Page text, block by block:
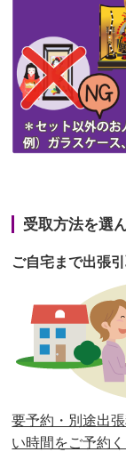
第46回人形
第45回人形
第44回人形
第43回人形
第39回人形
第38回人形
第37回人形
第36回人形
第35回人形
受取方法を選
ご自宅まで出張
要予約・別途出
い時間をご予約く